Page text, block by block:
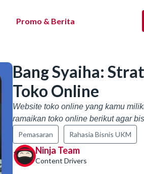
Promo & Berita
Bang Syaiha:
Toko Online
Website toko online yang kamu
ramaikan toko online berikut agar
Pemasaran
Rahasia Bisnis UKM
Ninja Team
Content Drivers